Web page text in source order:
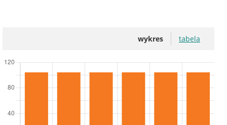
wykres tabela